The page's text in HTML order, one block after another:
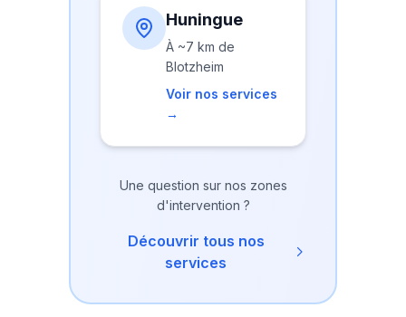
Huningue
À ~7 km de
Blotzheim
Voir nos services
→
Une question sur nos zones
d'intervention ?
Découvrir tous nos
services